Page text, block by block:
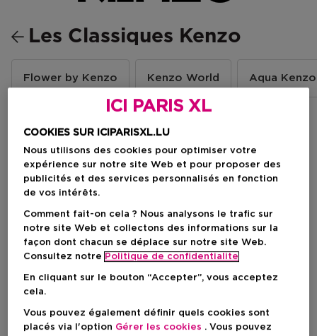
Les Classiques Kenzo
Flower by Kenzo Kenzo World Aqua
Filtrer
4 Résultats
ICI PARIS XL
COOKIES SUR ICIPARISXL.LU
Nous utilisons des cookies pour optimiser votre
expérience sur notre site Web et pour proposer des
publicités et des services personnalisés en fonction
de vos intérêts.
Comment fait-on cela ? Nous analysons le trafic sur
notre site Web et collectons des informations sur la
façon dont chacun se déplace sur notre site Web.
Consultez notre Politique de confidentialite
En cliquant sur le bouton “Accepter”, vous acceptez
cela.
Vous pouvez également définir quels cookies sont
placés via l'option Gérer les cookies . Vous pouvez